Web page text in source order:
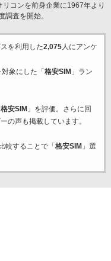
コンを前身企業に1967年より
調査を開始。
を利用した2,075人にアンケ
象にした「 格安SIM 」ラン
格安SIM 」を評価。さらに回
の声も掲載しています。
較することで「 格安SIM 」選